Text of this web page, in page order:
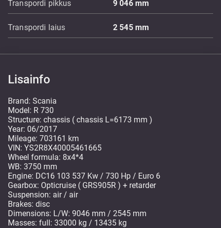
Transpordi pikkus 9 046 mm
Transpordi laius 2 545 mm
Lisainfo
Brand: Scania
Model: R 730
Structure: chassis ( chassis L=6173 mm )
Year: 06/2017
Mileage: 703161 km
VIN: YS2R8X40005461665
Wheel formula: 8x4*4
WB: 3750 mm
Engine: DC16 103 537 Kw / 730 Hp / Euro 6
Gearbox: Opticruise ( GRS905R ) + retarder
Suspension: air / air
Brakes: disc
Dimensions: L/W: 9046 mm / 2545 mm
Masses: full: 33000 kg / 13435 kg